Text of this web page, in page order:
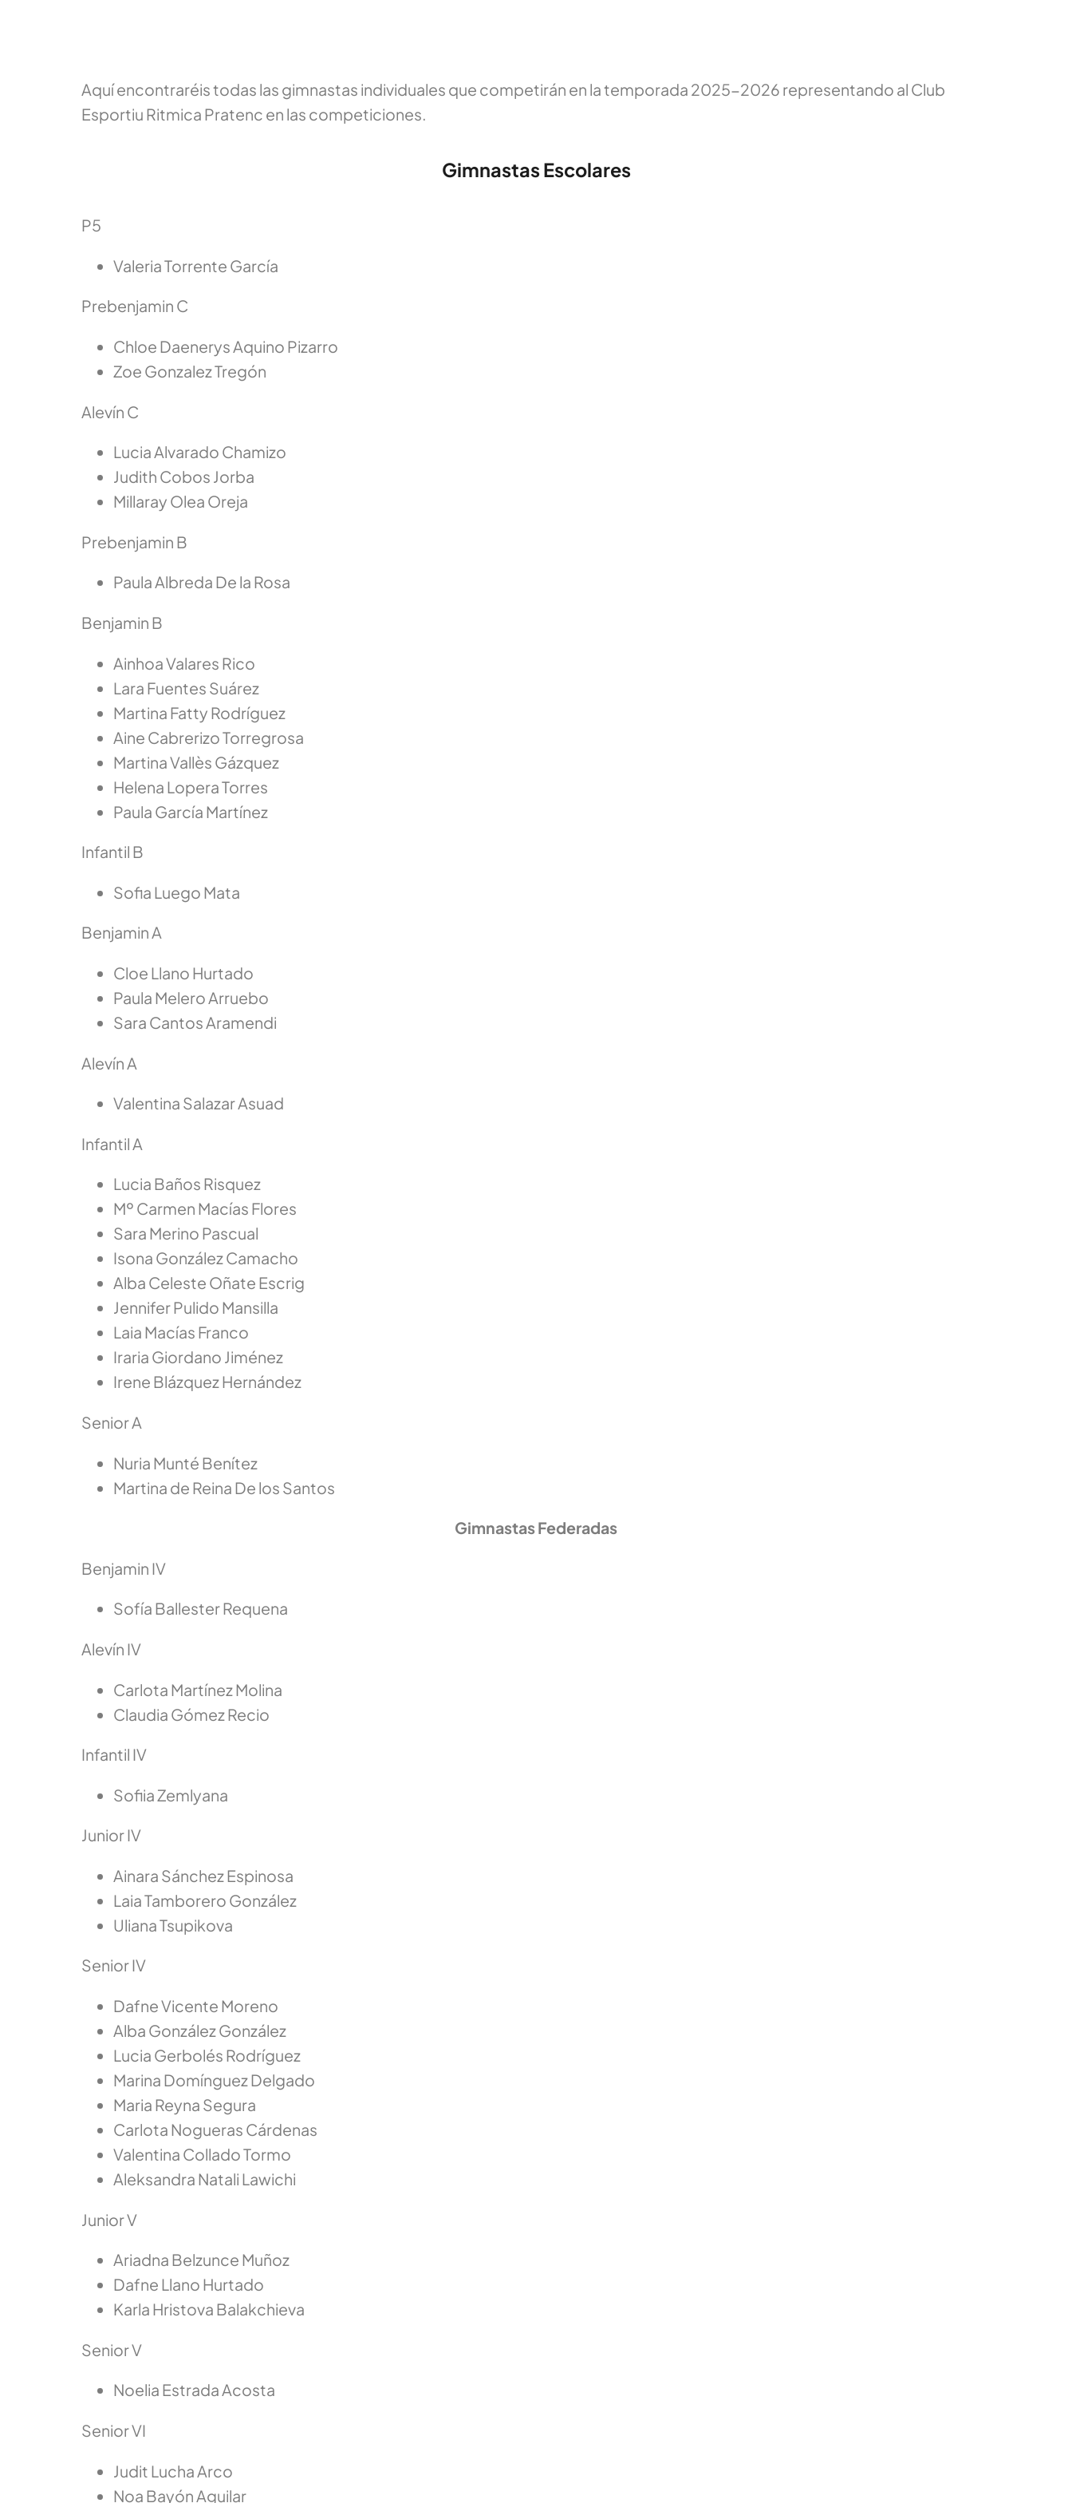
Aquí encontraréis todas las gimnastas individuales que competirán en la temporada 2025-2026 representando al Club
Esportiu Ritmica Pratenc en las competiciones.
Gimnastas Escolares
P5
Valeria Torrente García
Prebenjamin C
Chloe Daenerys Aquino Pizarro
Zoe Gonzalez Tregón
Alevín C
Lucia Alvarado Chamizo
Judith Cobos Jorba
Millaray Olea Oreja
Prebenjamin B
Paula Albreda De la Rosa
Benjamin B
Ainhoa Valares Rico
Lara Fuentes Suárez
Martina Fatty Rodríguez
Aine Cabrerizo Torregrosa
Martina Vallès Gázquez
Helena Lopera Torres
Paula García Martínez
Infantil B
Sofia Luego Mata
Benjamin A
Cloe Llano Hurtado
Paula Melero Arruebo
Sara Cantos Aramendi
Alevín A
Valentina Salazar Asuad
Infantil A
Lucia Baños Risquez
Mº Carmen Macías Flores
Sara Merino Pascual
Isona González Camacho
Alba Celeste Oñate Escrig
Jennifer Pulido Mansilla
Laia Macías Franco
Iraria Giordano Jiménez
Irene Blázquez Hernández
Senior A
Nuria Munté Benítez
Martina de Reina De los Santos
Gimnastas Federadas
Benjamin IV
Sofía Ballester Requena
Alevín IV
Carlota Martínez Molina
Claudia Gómez Recio
Infantil IV
Sofiia Zemlyana
Junior IV
Ainara Sánchez Espinosa
Laia Tamborero González
Uliana Tsupikova
Senior IV
Dafne Vicente Moreno
Alba González González
Lucia Gerbolés Rodríguez
Marina Domínguez Delgado
Maria Reyna Segura
Carlota Nogueras Cárdenas
Valentina Collado Tormo
Aleksandra Natali Lawichi
Junior V
Ariadna Belzunce Muñoz
Dafne Llano Hurtado
Karla Hristova Balakchieva
Senior V
Noelia Estrada Acosta
Senior VI
Judit Lucha Arco
Noa Bayón Aguilar